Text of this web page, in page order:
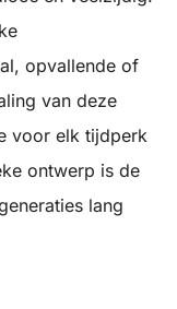
opvallende of
van deze
voor elk tijdperk
ontwerp is de
lang